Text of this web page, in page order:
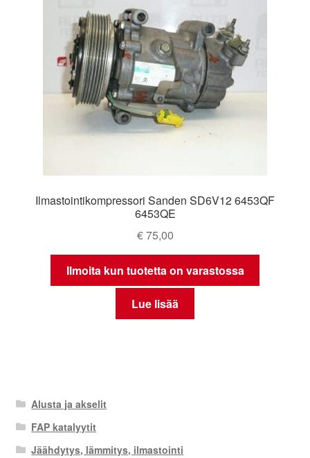
Ilmastointikompressori Sanden SD6V12 6453QF
6453QE
€75,00
Ilmoita kun tuotetta on varastossa
Lue lisää
Alusta ja akselit
FAP katalyytit
Jäähdytys, lämmitys, ilmastointi